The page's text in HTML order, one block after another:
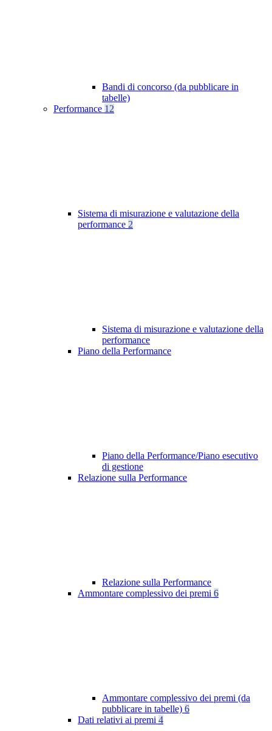
Bandi di concorso (da pubblicare in
tabelle)
Performance 12
Sistema di misurazione e valutazione della
performance 2
Sistema di misurazione e valutazione della
performance
Piano della Performance
Piano della Performance/Piano esecutivo
di gestione
Relazione sulla Performance
Relazione sulla Performance
Ammontare complessivo dei premi 6
Ammontare complessivo dei premi (da
pubblicare in tabelle) 6
Dati relativi ai premi 4